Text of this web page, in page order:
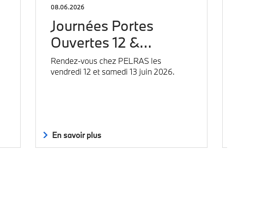
08.06.2026
Journées Portes
Ouvertes 12 &…
Rendez-vous chez PELRAS les
vendredi 12 et samedi 13 juin 2026.
En savoir plus